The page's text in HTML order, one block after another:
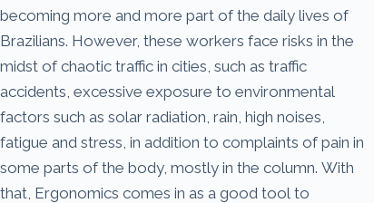
becoming more and more part of the daily lives of
Brazilians. However, these workers face risks in the
midst of chaotic traffic in cities, such as traffic
accidents, excessive exposure to environmental
factors such as solar radiation, rain, high noises,
fatigue and stress, in addition to complaints of pain in
some parts of the body, mostly in the column. With
that, Ergonomics comes in as a good tool to